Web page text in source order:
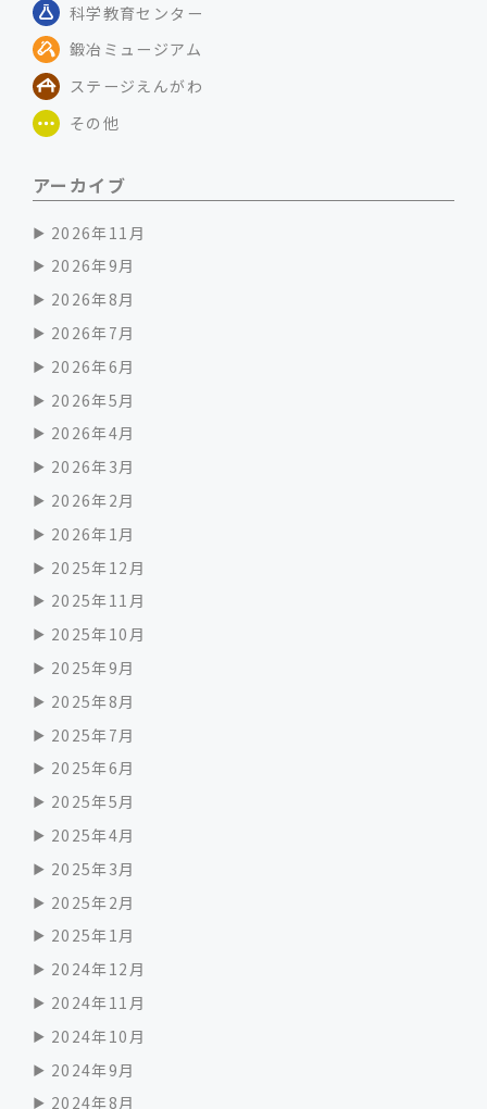
科学教育センター
鍛冶ミュージアム
ステージえんがわ
その他
アーカイブ
2026年11月
2026年9月
2026年8月
2026年7月
2026年6月
2026年5月
2026年4月
2026年3月
2026年2月
2026年1月
2025年12月
2025年11月
2025年10月
2025年9月
2025年8月
2025年7月
2025年6月
2025年5月
2025年4月
2025年3月
2025年2月
2025年1月
2024年12月
2024年11月
2024年10月
2024年9月
2024年8月